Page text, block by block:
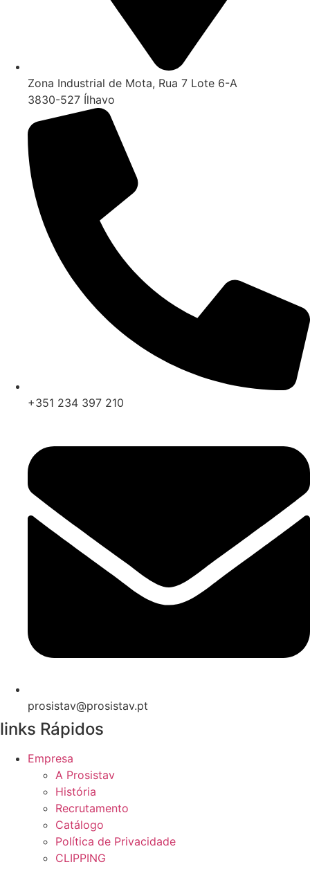
Zona Industrial de Mota, Rua 7 Lote 6-A
3830-527 Ílhavo
+351 234 397 210
prosistav@prosistav.pt
links Rápidos
Empresa
A Prosistav
História
Recrutamento
Catálogo
Política de Privacidade
CLIPPING